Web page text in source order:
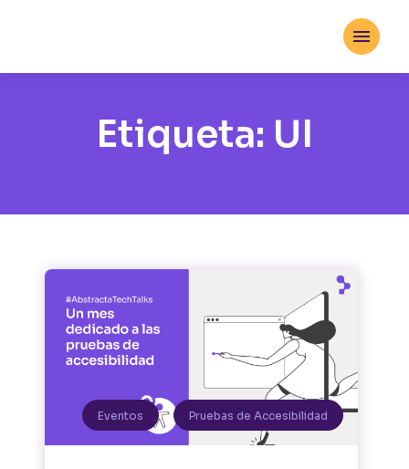

Etiqueta: UI
Eventos Pruebas de Accesibilidad